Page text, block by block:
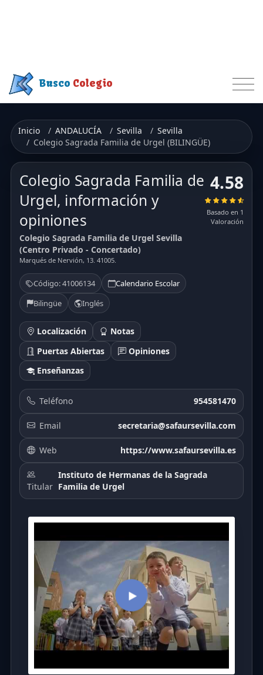
Busco Colegio
Inicio ANDALUCÍA Sevilla
Sevilla
Colegio Sagrada Familia de Urgel (BILINGÜE)
Colegio Sagrada Familia de
Urgel, información y
opiniones
Colegio Sagrada Familia de Urgel Sevilla
(Centro Privado - Concertado)
Marqués de Nervión, 13. 41005.
Código: 41006134
Calendario Escolar
Bilingüe
Inglés
Localización
Notas
Puertas Abiertas
Opiniones
Enseñanzas
4.58
Basado en 1
Valoración
Teléfono 954581470
Email secretaria@safaursevilla.com
Web https://www.safaursevilla.es
Titular
Instituto de Hermanas de la Sagrada
Familia de Urgel